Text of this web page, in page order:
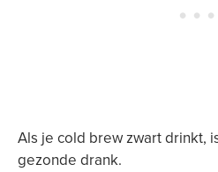
Als je cold brew zwart drinkt,
gezonde drank.